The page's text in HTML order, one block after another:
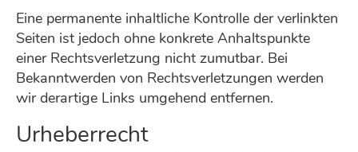
Eine permanente inhaltliche Kontrolle der verlinkten
Seiten ist jedoch ohne konkrete Anhaltspunkte
einer Rechtsverletzung nicht zumutbar. Bei
Bekanntwerden von Rechtsverletzungen werden
wir derartige Links umgehend entfernen.
Urheberrecht